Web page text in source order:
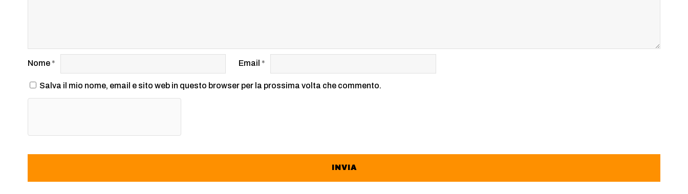
Nome * Email *
Salva il mio nome, email e sito web in questo browser per la prossima volta che commento.